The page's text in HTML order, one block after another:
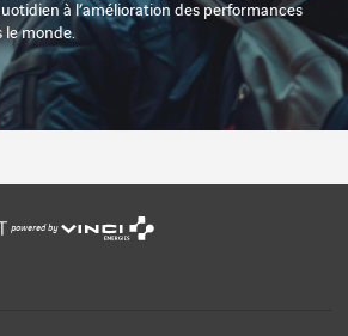
à l’amélioration des performances
le monde.
powered by